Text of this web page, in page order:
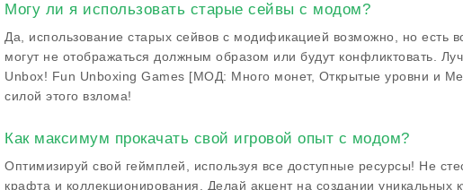
Могу ли я использовать старые сейвы с модом?
Да, использование старых сейвов с модификацией возможно, но есть
могут не отображаться должным образом или будут конфликтовать.
Unbox! Fun Unboxing Games [МОД: Много монет, Открытые уровни и
силой этого взлома!
Как максимум прокачать свой игровой опыт с модом?
Оптимизируй свой геймплей, используя все доступные ресурсы! Не
крафта и коллекционирования. Делай акцент на создании уникальных